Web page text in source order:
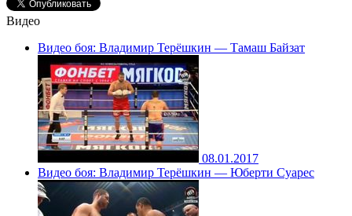
Видео
Видео боя: Владимир Терёшкин — Тамаш Байзат
08.01.2017
Видео боя: Владимир Терёшкин — Юберти Суарес